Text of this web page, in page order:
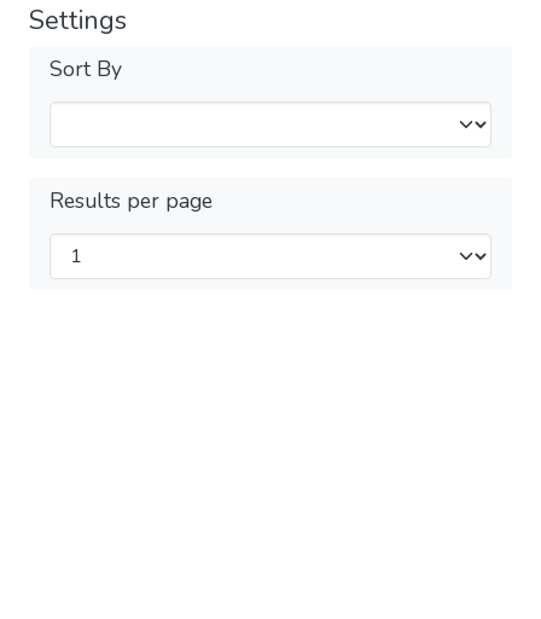
Settings
Sort By
Results per page